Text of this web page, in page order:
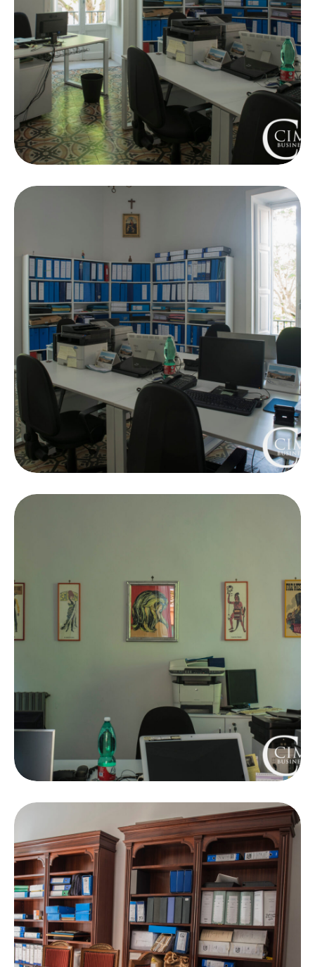
Coworking
Meeting Rooms
Coworking
Organization of
meetings
Work Life
Open Space